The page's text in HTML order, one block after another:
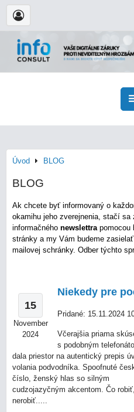
Úvod BLOG
BLOG
Ak chcete byť informovaný o
okamihu jeho zverejnenia, stačí sa
informačného newslettra pomocou
stránky a my Vám budeme
mailovej schránky. Odber týchto
15
November
2024
Niekedy pre
Pridané: 15.11.2024
Včerajšia priama
s podobným
dala priestor na autentický prepis
volania podvodníka. Spoofnuté
číslo, ženský hlas so silným
cudzojazyčným akcentom. Čo
nerobiť.....